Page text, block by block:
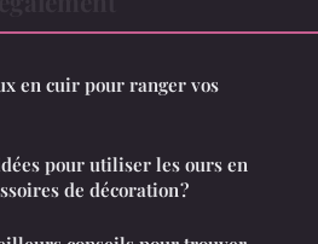
en cuir pour ranger vos
pour utiliser les ours en
de décoration ?